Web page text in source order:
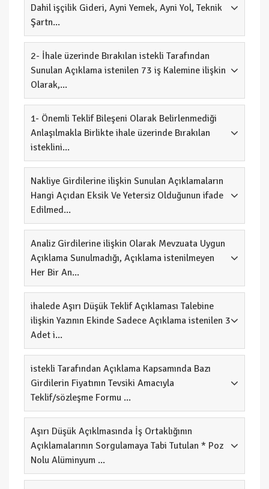
Dahil işçilik Gideri, Ayni Yemek, Ayni Yol, Teknik
Şartn...
2- İhale üzerinde Bırakılan istekli Tarafından
Sunulan Açıklama istenilen 73 iş Kalemine ilişkin
Olarak,...
1- Önemli Teklif Bileşeni Olarak Belirlenmediği
Anlaşılmakla Birlikte ihale üzerinde Bırakılan
isteklini...
Nakliye Girdilerine ilişkin Sunulan Açıklamaların
Hangi Açıdan Eksik Ve Yetersiz Olduğunun ifade
Edilmed...
Analiz Girdilerine ilişkin Olarak Mevzuata Uygun
Açıklama Sunulmadığı, Açıklama istenilmeyen
Her Bir An...
ihalede Aşırı Düşük Teklif Açıklaması Talebine
ilişkin Yazının Ekinde Sadece Açıklama istenilen 3
Adet i...
istekli Tarafından Açıklama Kapsamında Bazı
Girdilerin Fiyatının Tevsiki Amacıyla
Teklif/sözleşme Formu ...
Aşırı Düşük Açıklmasında İş Ortaklığının
Açıklamalarının Sorgulamaya Tabi Tutulan * Poz
Nolu Alüminyum ...